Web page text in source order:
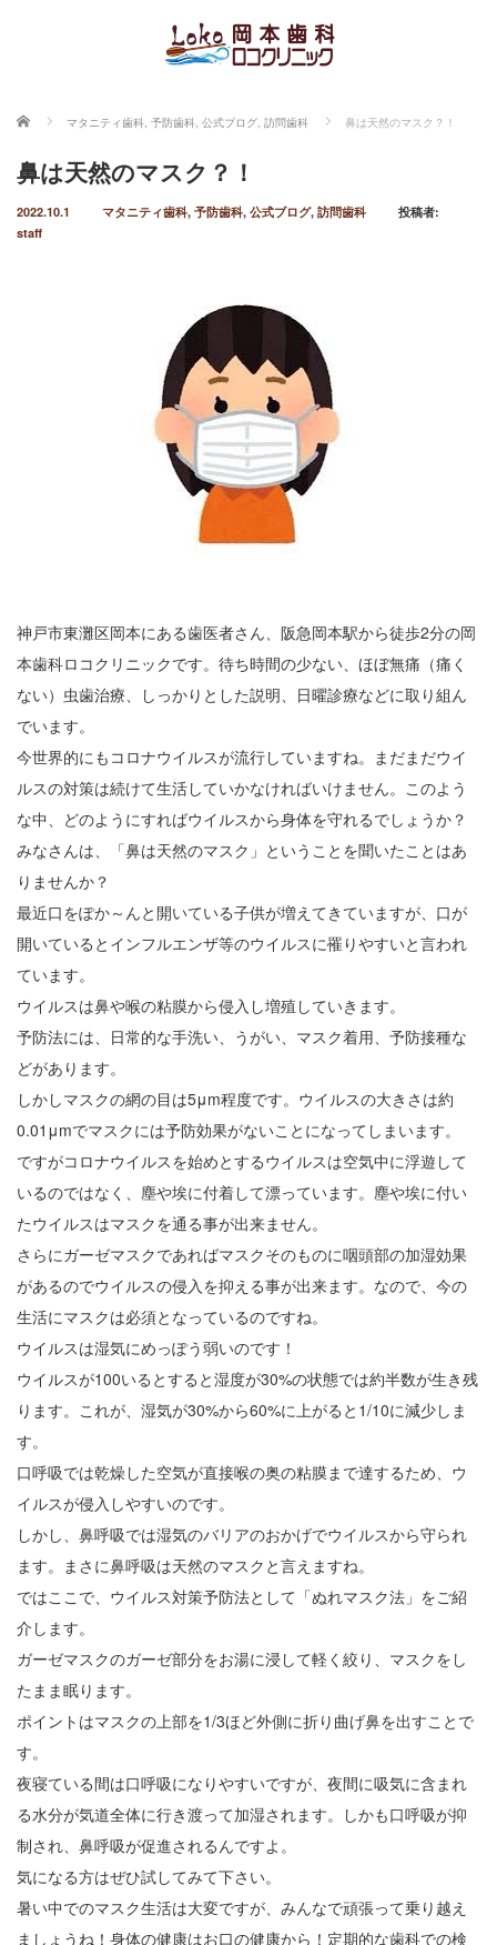
ホーム マタニティ歯科, 予防歯科, 公式ブログ, 訪問歯科 鼻は天然のマスク？！
鼻は天然のマスク？！
2022.10.1 マタニティ歯科, 予防歯科, 公式ブログ, 訪問歯科
投稿者:
staff
神戸市東灘区岡本にある歯医者さん、阪急岡本駅から徒歩2分の岡
本歯科ロコクリニックです。待ち時間の少ない、ほぼ無痛（痛く
ない）虫歯治療、しっかりとした説明、日曜診療などに取り組ん
でいます。
今世界的にもコロナウイルスが流行していますね。まだまだウイ
ルスの対策は続けて生活していかなければいけません。このよう
な中、どのようにすればウイルスから身体を守れるでしょうか？
みなさんは、「鼻は天然のマスク」ということを聞いたことはあ
りませんか？
最近口をぽか～んと開いている子供が増えてきていますが、口が
開いているとインフルエンザ等のウイルスに罹りやすいと言われ
ています。
ウイルスは鼻や喉の粘膜から侵入し増殖していきます。
予防法には、日常的な手洗い、うがい、マスク着用、予防接種な
どがあります。
しかしマスクの網の目は5μm程度です。ウイルスの大きさは約
0.01μmでマスクには予防効果がないことになってしまいます。
ですがコロナウイルスを始めとするウイルスは空気中に浮遊して
いるのではなく、塵や埃に付着して漂っています。塵や埃に付い
たウイルスはマスクを通る事が出来ません。
さらにガーゼマスクであればマスクそのものに咽頭部の加湿効果
があるのでウイルスの侵入を抑える事が出来ます。なので、今の
生活にマスクは必須となっているのですね。
ウイルスは湿気にめっぽう弱いのです！
ウイルスが100いるとすると湿度が30%の状態では約半数が生き残
ります。これが、湿気が30%から60%に上がると1/10に減少しま
す。
口呼吸では乾燥した空気が直接喉の奥の粘膜まで達するため、ウ
イルスが侵入しやすいのです。
しかし、鼻呼吸では湿気のバリアのおかげでウイルスから守られ
ます。まさに鼻呼吸は天然のマスクと言えますね。
ではここで、ウイルス対策予防法として「ぬれマスク法」をご紹
介します。
ガーゼマスクのガーゼ部分をお湯に浸して軽く絞り、マスクをし
たまま眠ります。
ポイントはマスクの上部を1/3ほど外側に折り曲げ鼻を出すことで
す。
夜寝ている間は口呼吸になりやすいですが、夜間に吸気に含まれ
る水分が気道全体に行き渡って加湿されます。しかも口呼吸が抑
制され、鼻呼吸が促進されるんですよ。
気になる方はぜひ試してみて下さい。
暑い中でのマスク生活は大変ですが、みんなで頑張って乗り越え
ましょうね！身体の健康はお口の健康から！定期的な歯科での検